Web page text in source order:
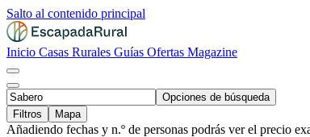
Salto al contenido principal
Inicio Casas Rurales Guías Ofertas Magazine
Opciones de búsqueda
Filtros
Mapa
Añadiendo fechas y n.º de personas podrás ver el precio